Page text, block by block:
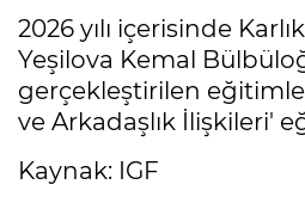
2026 yılı içerisinde
Yeşilova Kemal
gerçekleştirilen
ve Arkadaşlık İlişkileri'
Kaynak: IGF